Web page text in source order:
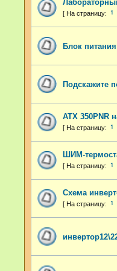
1
Блок питания
Подскажите
ATX 350PNR
1
ШИМ-
1
Схема
1